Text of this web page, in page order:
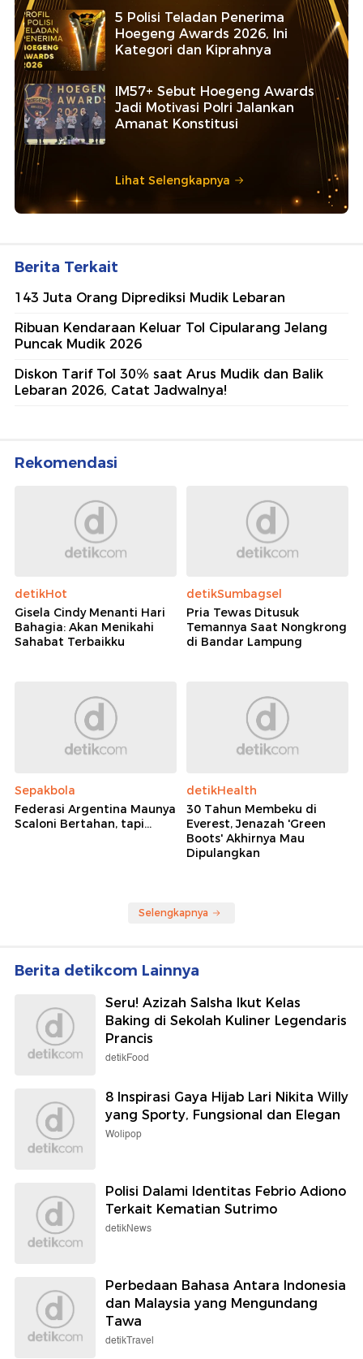
5 Polisi Teladan Penerima
Hoegeng Awards 2026, Ini
Kategori dan Kiprahnya
IM57+ Sebut Hoegeng Awards
Jadi Motivasi Polri Jalankan
Amanat Konstitusi
Lihat Selengkapnya
Berita Terkait
143 Juta Orang Diprediksi Mudik Lebaran
Ribuan Kendaraan Keluar Tol Cipularang Jelang
Puncak Mudik 2026
Diskon Tarif Tol 30% saat Arus Mudik dan Balik
Lebaran 2026, Catat Jadwalnya!
Rekomendasi
detikHot
Gisela Cindy Menanti Hari
Bahagia: Akan Menikahi
Sahabat Terbaikku
detikSumbagsel
Pria Tewas Ditusuk
Temannya Saat Nongkrong
di Bandar Lampung
Sepakbola
Federasi Argentina Maunya
Scaloni Bertahan, tapi...
detikHealth
30 Tahun Membeku di
Everest, Jenazah 'Green
Boots' Akhirnya Mau
Dipulangkan
Selengkapnya
Berita detikcom Lainnya
Seru! Azizah Salsha Ikut Kelas
Baking di Sekolah Kuliner Legendaris
Prancis
detikFood
8 Inspirasi Gaya Hijab Lari Nikita Willy
yang Sporty, Fungsional dan Elegan
Wolipop
Polisi Dalami Identitas Febrio Adiono
Terkait Kematian Sutrimo
detikNews
Perbedaan Bahasa Antara Indonesia
dan Malaysia yang Mengundang
Tawa
detikTravel